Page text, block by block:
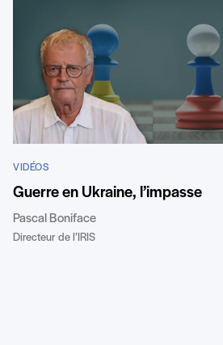
VIDÉOS
Guerre en Ukraine, l’impasse
Pascal Boniface
Directeur de l’IRIS